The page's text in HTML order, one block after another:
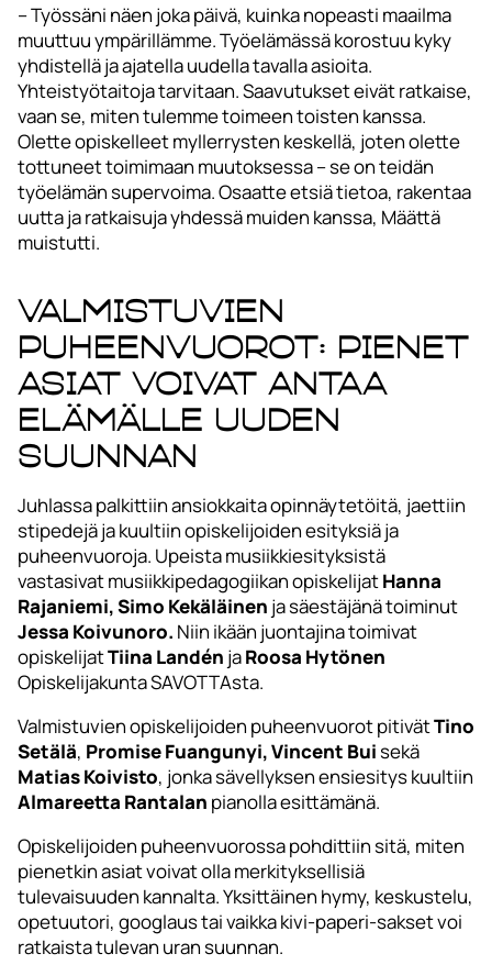
– Työssäni näen joka päivä, kuinka nopeasti maailma
muuttuu ympärillämme. Työelämässä korostuu kyky
yhdistellä ja ajatella uudella tavalla asioita.
Yhteistyötaitoja tarvitaan. Saavutukset eivät ratkaise,
vaan se, miten tulemme toimeen toisten kanssa.
Olette opiskelleet myllerrysten keskellä, joten olette
tottuneet toimimaan muutoksessa – se on teidän
työelämän supervoima. Osaatte etsiä tietoa, rakentaa
uutta ja ratkaisuja yhdessä muiden kanssa, Määttä
muistutti.
Valmistuvien
puheenvuorot: Pienet
asiat voivat antaa
elämälle uuden
suunnan
Juhlassa palkittiin ansiokkaita opinnäytetöitä, jaettiin
stipedejä ja kuultiin opiskelijoiden esityksiä ja
puheenvuoroja. Upeista musiikkiesityksistä
vastasivat musiikkipedagogiikan opiskelijatHanna
Rajaniemi,Simo Kekäläinen ja säestäjänä toiminut
Jessa Koivunoro. Niin ikään juontajina toimivat
opiskelijatTiina Landén jaRoosa Hytönen
Opiskelijakunta SAVOTTAsta.
Valmistuvien opiskelijoiden puheenvuorot pitivätTino
Setälä, Promise Fuangunyi,Vincent Buisekä
Matias Koivisto, jonka sävellyksen ensiesitys kuultiin
Almareetta Rantalan pianolla esittämänä.
Opiskelijoiden puheenvuorossa pohdittiin sitä, miten
pienetkin asiat voivat olla merkityksellisiä
tulevaisuuden kannalta. Yksittäinen hymy, keskustelu,
opetuutori, googlaus tai vaikka kivi-paperi-sakset voi
ratkaista tulevan uran suunnan.